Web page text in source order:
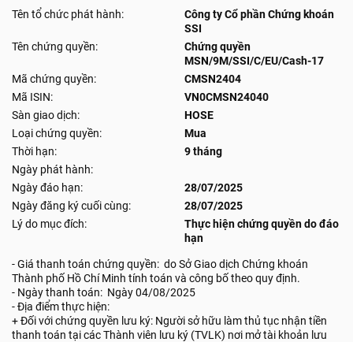
Tên tổ chức phát hành:
Công ty Cổ phần Chứng khoán
SSI
Tên chứng quyền:
Chứng quyền
MSN/9M/SSI/C/EU/Cash-17
Mã chứng quyền:
CMSN2404
Mã ISIN:
VN0CMSN24040
Sàn giao dịch:
HOSE
Loại chứng quyền:
Mua
Thời hạn:
9 tháng
Ngày phát hành:
Ngày đáo hạn:
28/07/2025
Ngày đăng ký cuối cùng:
28/07/2025
Lý do mục đích:
Thực hiện chứng quyền do đáo
hạn
- Giá thanh toán chứng quyền: do Sở Giao dịch Chứng khoán
Thành phố Hồ Chí Minh tính toán và công bố theo quy định.
- Ngày thanh toán: Ngày 04/08/2025
- Địa điểm thực hiện:
+ Đối với chứng quyền lưu ký: Người sở hữu làm thủ tục nhận tiền
thanh toán tại các Thành viên lưu ký (TVLK) nơi mở tài khoản lưu